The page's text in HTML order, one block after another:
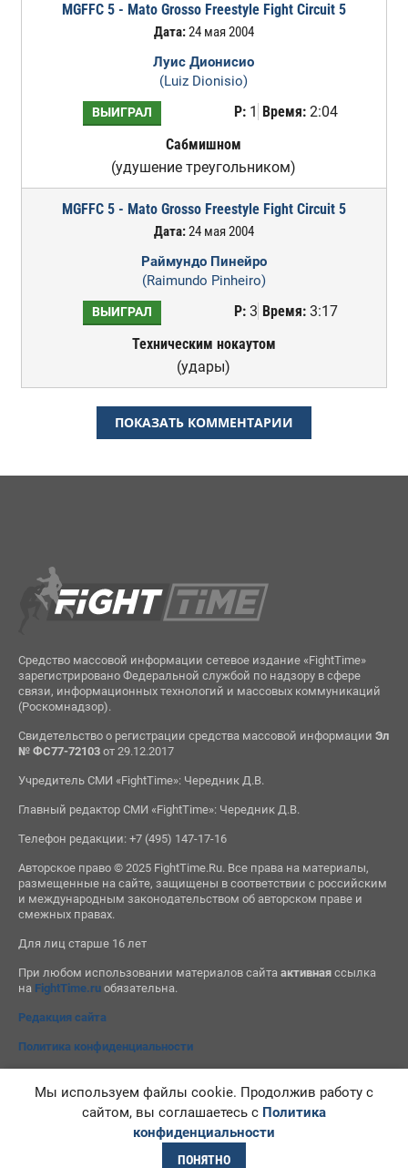
MGFFC 5 - Mato Grosso Freestyle Fight Circuit 5
Дата:24 мая 2004
Луис Дионисио
(Luiz Dionisio)
ВЫИГРАЛ Р:1 Время:2:04
Сабмишном
(удушение треугольником)
MGFFC 5 - Mato Grosso Freestyle Fight Circuit 5
Дата:24 мая 2004
Раймундо Пинейро
(Raimundo Pinheiro)
ВЫИГРАЛ Р:3 Время:3:17
Техническим нокаутом
(удары)
ПОКАЗАТЬ КОММЕНТАРИИ
Средство массовой информации сетевое издание «FightTime»
зарегистрировано Федеральной службой по надзору в сфере
связи, информационных технологий и массовых коммуникаций
(Роскомнадзор).
Свидетельство о регистрации средства массовой информации Эл
№ ФС77-72103от 29.12.2017
Учредитель СМИ «FightTime»: Чередник Д.В.
Главный редактор СМИ «FightTime»: Чередник Д.В.
Телефон редакции: +7 (495) 147-17-16
Авторское право © 2025 FightTime.Ru. Все права на материалы,
размещенные на сайте, защищены в соответствии с российским
и международным законодательством об авторском праве и
смежных правах.
Для лиц старше 16 лет
При любом использовании материалов сайта активнаяссылка
на FightTime.ruобязательна.
Редакция сайта
Политика конфиденциальности
Мы используем файлы cookie. Продолжив работу с
сайтом, вы соглашаетесь с Политика
конфиденциальности
ПОНЯТНО